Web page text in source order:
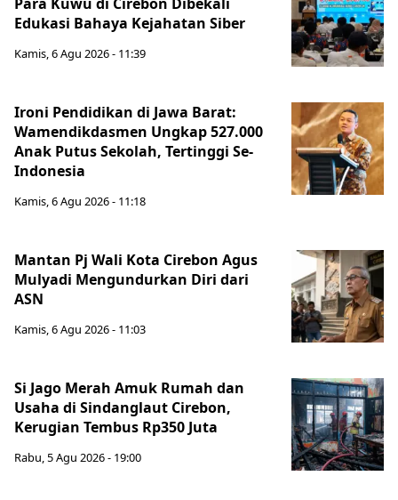
Edukasi Bahaya Kejahatan Siber
Kamis, 6 Agu 2026 - 11:39
Ironi Pendidikan di Jawa Barat:
Wamendikdasmen Ungkap 527.000
Anak Putus Sekolah, Tertinggi Se-
Indonesia
Kamis, 6 Agu 2026 - 11:18
Mantan Pj Wali Kota Cirebon Agus
Mulyadi Mengundurkan Diri dari
ASN
Kamis, 6 Agu 2026 - 11:03
Si Jago Merah Amuk Rumah dan
Usaha di Sindanglaut Cirebon,
Kerugian Tembus Rp350 Juta
Rabu, 5 Agu 2026 - 19:00